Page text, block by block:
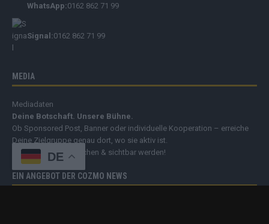
WhatsApp:0162 862 71 99
Signal:0162 862 71 99
MEDIA
Mediadaten
Deine Botschaft. Unsere Bühne.
Ob Sponsored Post, Banner oder individuelle Kooperation – erreiche
Deine Zielgruppe genau dort, wo sie aktiv ist.
Jetzt Werbung buchen & sichtbar werden!
EIN ANGEBOT DER COZMO NEWS
DE